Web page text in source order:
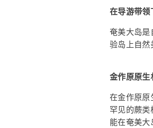
在导游带领
奄美大岛
验岛上自然
金作原原生
在金作原原
罕见的蕨
能在奄美大